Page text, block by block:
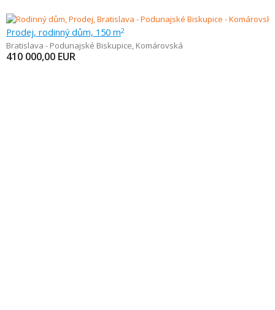
Prodej, rodinný dům, 150 m2
Bratislava - Podunajské Biskupice, Komárovská
410 000,00 EUR